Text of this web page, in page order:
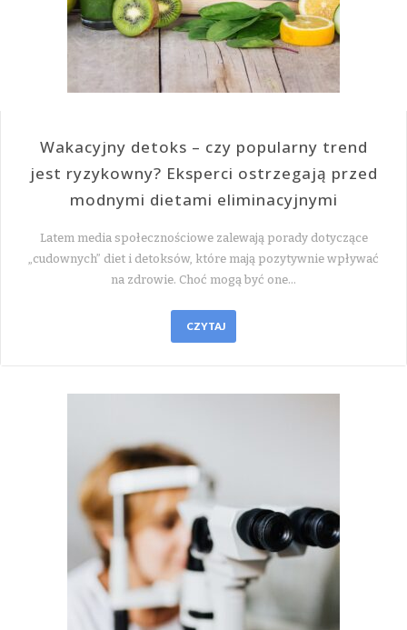
Wakacyjny detoks – czy popularny trend
jest ryzykowny? Eksperci ostrzegają przed
modnymi dietami eliminacyjnymi
Latem media społecznościowe zalewają porady dotyczące
„cudownych” diet i detoksów, które mają pozytywnie wpływać
na zdrowie. Choć mogą być one…
CZYTAJ